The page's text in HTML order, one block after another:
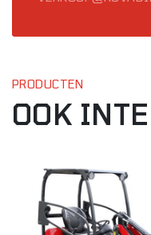
PRODUCTEN
OOK